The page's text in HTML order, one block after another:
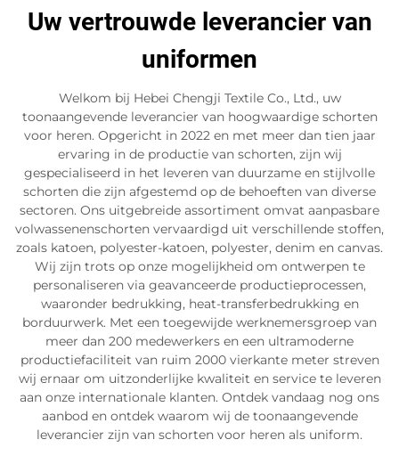
Uw vertrouwde leverancier van
uniformen
Welkom bij Hebei Chengji Textile Co., Ltd., uw
toonaangevende leverancier van hoogwaardige schorten
voor heren. Opgericht in 2022 en met meer dan tien jaar
ervaring in de productie van schorten, zijn wij
gespecialiseerd in het leveren van duurzame en stijlvolle
schorten die zijn afgestemd op de behoeften van diverse
sectoren. Ons uitgebreide assortiment omvat aanpasbare
volwassenenschorten vervaardigd uit verschillende stoffen,
zoals katoen, polyester-katoen, polyester, denim en canvas.
Wij zijn trots op onze mogelijkheid om ontwerpen te
personaliseren via geavanceerde productieprocessen,
waaronder bedrukking, heat-transferbedrukking en
borduurwerk. Met een toegewijde werknemersgroep van
meer dan 200 medewerkers en een ultramoderne
productiefaciliteit van ruim 2000 vierkante meter streven
wij ernaar om uitzonderlijke kwaliteit en service te leveren
aan onze internationale klanten. Ontdek vandaag nog ons
aanbod en ontdek waarom wij de toonaangevende
leverancier zijn van schorten voor heren als uniform.